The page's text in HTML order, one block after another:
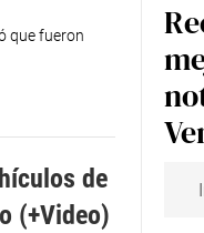
que fueron
de
(+Video)